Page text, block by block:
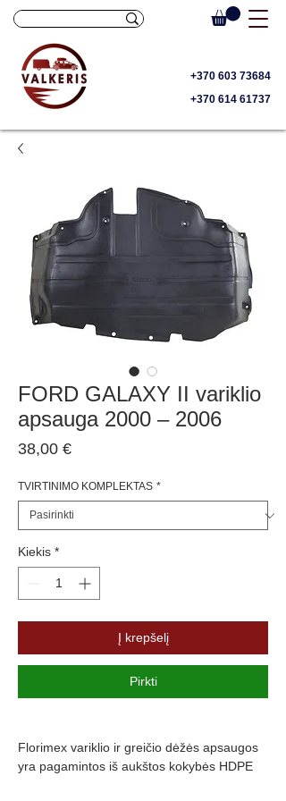
+370 603 73684
+370 614 61737
FORD GALAXY II variklio
apsauga 2000 – 2006
38,00 €Price
TVIRTINIMO KOMPLEKTAS *
Kiekis *
Į krepšelį
Pirkti
Florimex variklio ir greičio dėžės apsaugos
yra pagamintos iš aukštos kokybės HDPE